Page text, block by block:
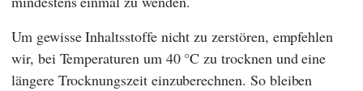
Um gewisse Inhaltsstoffe nicht zu zerstören, empfehlen
wir, bei Temperaturen um 40 °C zu trocknen und eine
längere Trocknungszeit einzuberechnen. So bleiben